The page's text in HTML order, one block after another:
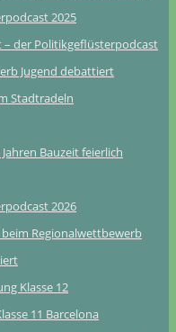
2025
– der Politikgeflüsterpodcast
Jugend debattiert
Stadtradeln
Bauzeit feierlich
2026
beim Regionalwettbewerb
Klasse 12
11 Barcelona